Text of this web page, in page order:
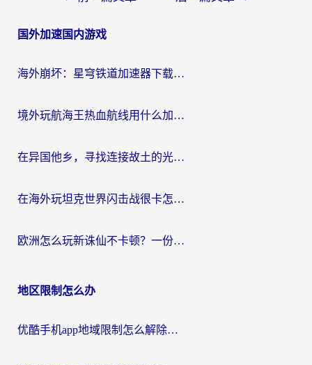
导
国外加速国内游戏
海外崩坏：星穹铁道加速器下载安装：一份给游子的终极网络指南
境外玩航海王热血航线用什么加速器？2026海外玩家实测最优方案（附欧洲问道堡垒前线加速技巧）
在异国他乡，寻找连接故土的光明大陆免费加速器
在海外玩坦克世界闪击战很卡怎么办？老玩家亲测有效的加速器选择指南
欧洲怎么玩新诛仙不卡顿？一份给海外游子的国服游戏畅玩指南
地区限制怎么办
优酷手机app地域限制怎么解除？海外党亲测有效的追剧方案